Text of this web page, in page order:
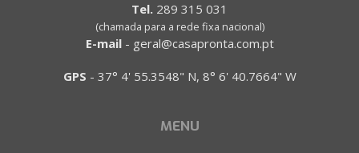
Tel. 289 315 031
(chamada para a rede fixa nacional)
E-mail- geral@casapronta.com.pt
GPS - 37° 4' 55.3548" N, 8° 6' 40.7664" W
MENU